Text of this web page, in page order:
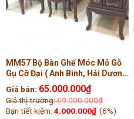
MM57 Bộ Bàn Ghế Móc Mỏ Gỗ
Gụ Cỡ Đại ( Anh Bình, Hải Dương
Giá bán: 65.000.000₫
Giá thị trường:69.000.000₫
Bạn tiết kiệm: 4.000.000₫ (6%)